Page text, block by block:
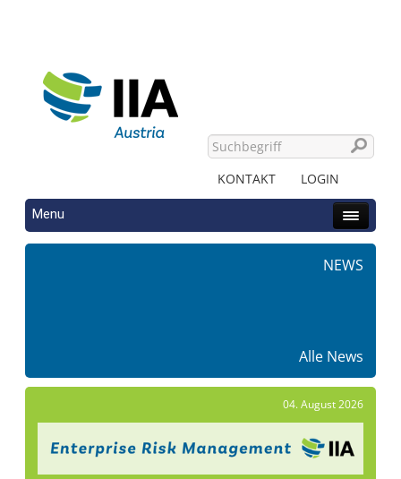
KONTAKT LOGIN
Menu
NEWS
Alle News
04. August 2026